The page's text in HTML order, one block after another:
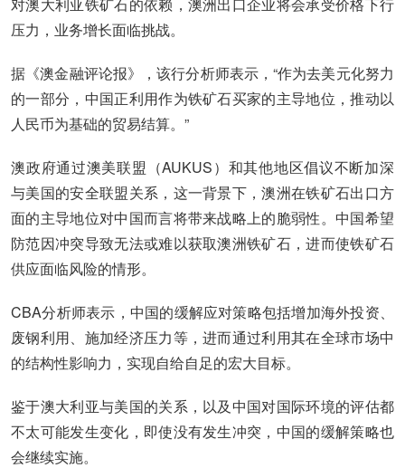
压力，业务增长面临挑战。
据《澳金融评论报》，该行分析师表示，“作为去美元化努力
的一部分，中国正利用作为铁矿石买家的主导地位，推动以
人民币为基础的贸易结算。”
澳政府通过澳美联盟（AUKUS）和其他地区倡议不断加深
与美国的安全联盟关系，这一背景下，澳洲在铁矿石出口方
面的主导地位对中国而言将带来战略上的脆弱性。中国希望
防范因冲突导致无法或难以获取澳洲铁矿石，进而使铁矿石
供应面临风险的情形。
CBA分析师表示，中国的缓解应对策略包括增加海外投资、
废钢利用、施加经济压力等，进而通过利用其在全球市场中
的结构性影响力，实现自给自足的宏大目标。
鉴于澳大利亚与美国的关系，以及中国对国际环境的评估都
不太可能发生变化，即使没有发生冲突，中国的缓解策略也
会继续实施。